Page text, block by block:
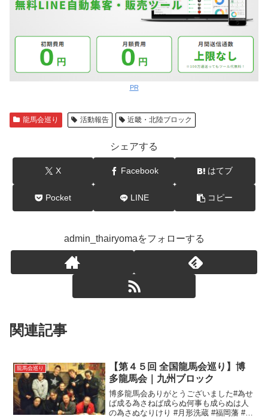
PR
龍馬会巡り 活動報告 近畿・北陸ブロック
シェアする
X Facebook はてブ
Pocket LINE コピー
admin_thairyomaをフォローする
関連記事
龍馬会巡り
【第４５回 全国龍馬会巡り】博
多龍馬会｜九州ブロック
博多龍馬会ありがとうございました#為せ
ば成る為さねば成らぬ何事も成らぬは人
の為さぬなりけり #月形洗蔵 #福岡藩 #科